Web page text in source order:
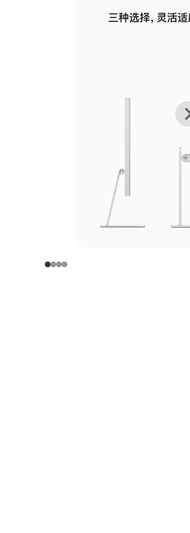
三种选择，灵活